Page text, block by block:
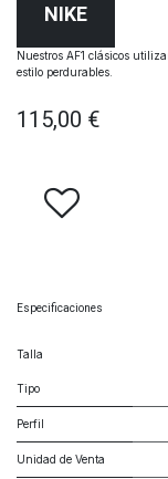
NIKE
Nuestros AF1 clásicos
estilo perdurables.
115,00 €
Especificaciones
Talla
Tipo
Perfil
Unidad de Venta